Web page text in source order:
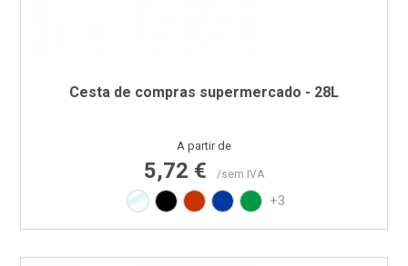
Cesta de compras supermercado - 28L
Preço
A partir de
5,72 € /sem IVA
Transparente
Preto Vermelho RAL3020
Azul PAN 293C
Verde PAN 347C
+3